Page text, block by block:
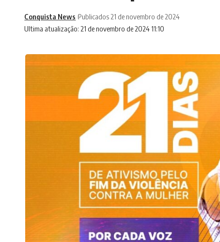
Ultima atualização: 21 de novembro de 2024 11:10
Conquista News Publicados 21 de novembro de 2024